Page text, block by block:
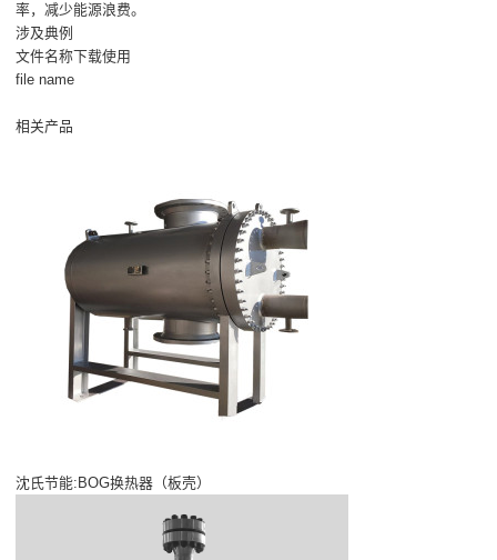
率，减少能源浪费。
涉及典例
文件名称下载使用
file name
相关产品
沈氏节能:BOG换热器（板壳）